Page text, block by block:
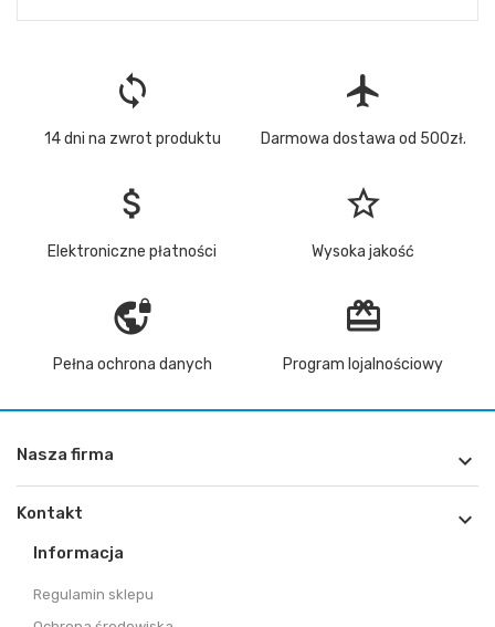
loop
14 dni na zwrot produktu
flight
Darmowa dostawa od 500zł.
attach_money
Elektroniczne płatności
star_border
Wysoka jakość
vpn_lock
Pełna ochrona danych
redeem
Program lojalnościowy
Nasza firma 
Kontakt 
Informacja
Regulamin sklepu